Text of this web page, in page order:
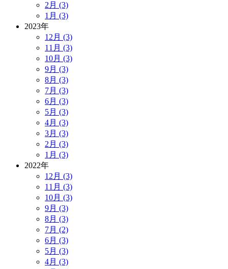
2月 (3)
1月 (3)
2023年
12月 (3)
11月 (3)
10月 (3)
9月 (3)
8月 (3)
7月 (3)
6月 (3)
5月 (3)
4月 (3)
3月 (3)
2月 (3)
1月 (3)
2022年
12月 (3)
11月 (3)
10月 (3)
9月 (3)
8月 (3)
7月 (2)
6月 (3)
5月 (3)
4月 (3)